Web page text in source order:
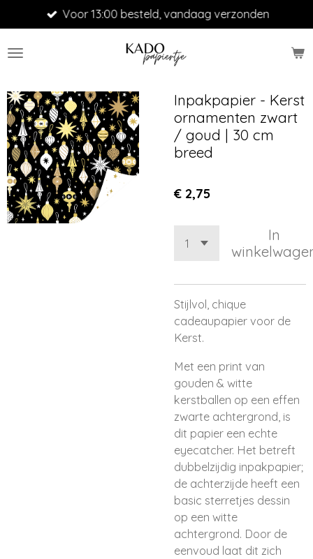
direct
naar
Voor 13:00 besteld, vandaag verzonden
Inpakpapier - Kerst
ornamenten zwart
/ goud | 30 cm
breed
€ 2,75
In
Stijlvol, chique
cadeaupapier voor de
Kerst.
Met een print van
gouden & witte
kerstballen op een effen
zwarte achtergrond, is
dit papier een echte
eyecatcher. Het betreft
dubbelzijdig inpakpapier;
de achterzijde heeft een
basic sterretjes dessin
op een witte
achtergrond. Door de
eenvoud laat dit zich